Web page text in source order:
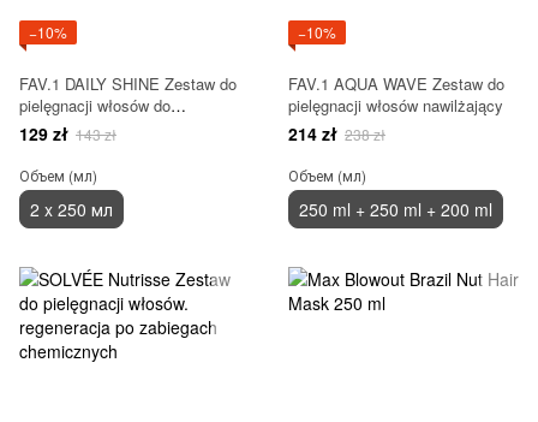
−10%
FAV.1 DAILY SHINE Zestaw do
pielęgnacji włosów do
codziennego użytku
129 zł 143 zł
Объем (мл)
2 x 250 мл
−10%
FAV.1 AQUA WAVE Zestaw do
pielęgnacji włosów nawilżający
214 zł 238 zł
Объем (мл)
250 ml + 250 ml + 200 ml